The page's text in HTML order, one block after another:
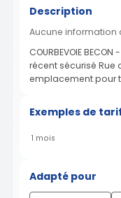
Description
Aucune
COURBEVOIE
récent sécurisé Rue
emplacement pour
Exemples de
1 mois
Adapté pour